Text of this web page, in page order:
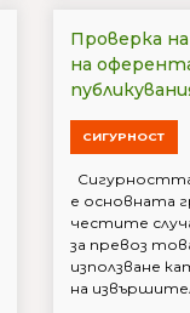
Проверка
на
СИГУРНОСТ
е основната
честите
за превоз
използване
на